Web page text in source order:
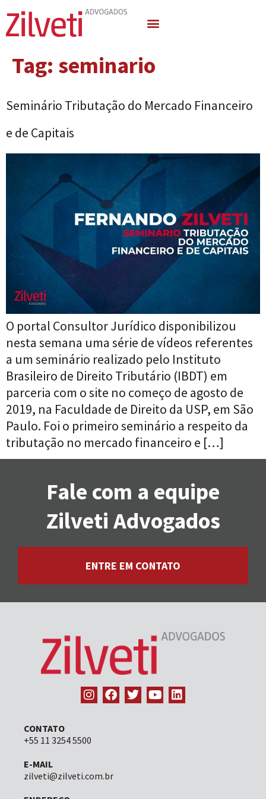
Tag: seminario
Seminário Tributação do Mercado Financeiro
e de Capitais
O portal Consultor Jurídico disponibilizou
nesta semana uma série de vídeos referentes
a um seminário realizado pelo Instituto
Brasileiro de Direito Tributário (IBDT) em
parceria com o site no começo de agosto de
2019, na Faculdade de Direito da USP, em São
Paulo. Foi o primeiro seminário a respeito da
tributação no mercado financeiro e […]
Fale com a equipe
Zilveti Advogados
ENTRE EM CONTATO
CONTATO
+55 11 3254 5500
E-MAIL
zilveti@zilveti.com.br